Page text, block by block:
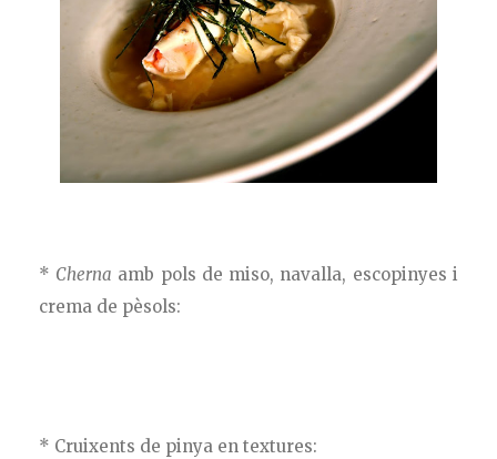
* Cherna amb pols de miso, navalla, escopinyes i
crema de pèsols:
* Cruixents de pinya en textures: